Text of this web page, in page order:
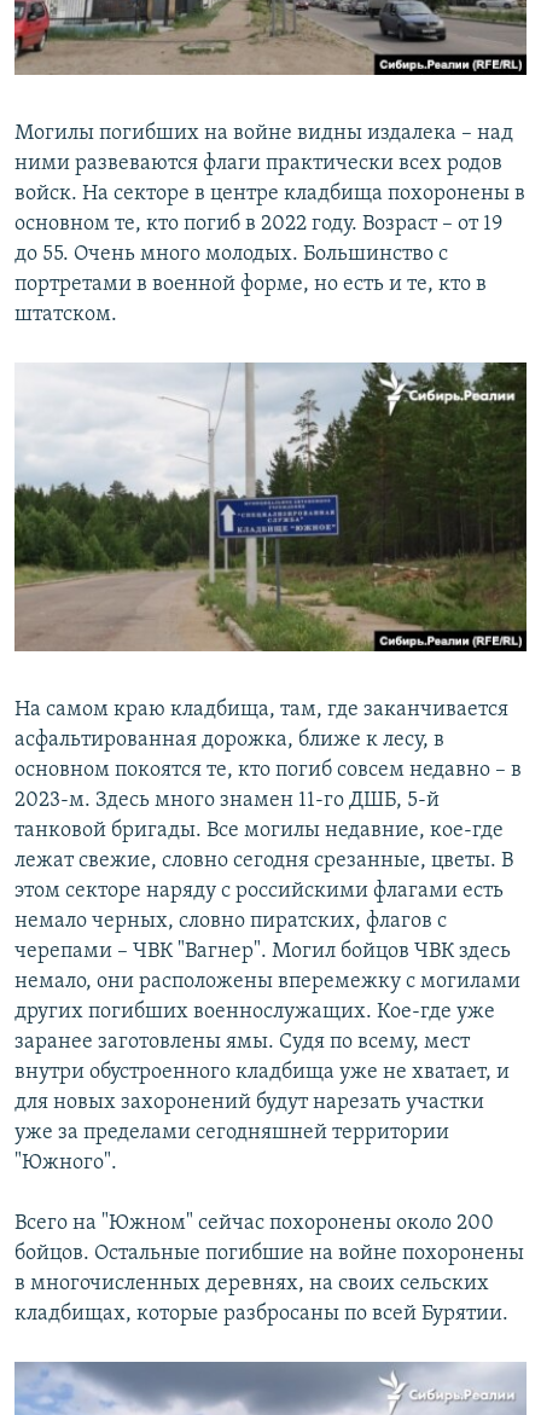
Могилы погибших на войне видны издалека – над
ними развеваются флаги практически всех родов
войск. На секторе в центре кладбища похоронены в
основном те, кто погиб в 2022 году. Возраст – от 19
до 55. Очень много молодых. Большинство с
портретами в военной форме, но есть и те, кто в
штатском.
На самом краю кладбища, там, где заканчивается
асфальтированная дорожка, ближе к лесу, в
основном покоятся те, кто погиб совсем недавно – в
2023-м. Здесь много знамен 11-го ДШБ, 5-й
танковой бригады. Все могилы недавние, кое-где
лежат свежие, словно сегодня срезанные, цветы. В
этом секторе наряду с российскими флагами есть
немало черных, словно пиратских, флагов с
черепами – ЧВК "Вагнер". Могил бойцов ЧВК здесь
немало, они расположены вперемежку с могилами
других погибших военнослужащих. Кое-где уже
заранее заготовлены ямы. Судя по всему, мест
внутри обустроенного кладбища уже не хватает, и
для новых захоронений будут нарезать участки
уже за пределами сегодняшней территории
"Южного".
Всего на "Южном" сейчас похоронены около 200
бойцов. Остальные погибшие на войне похоронены
в многочисленных деревнях, на своих сельских
кладбищах, которые разбросаны по всей Бурятии.